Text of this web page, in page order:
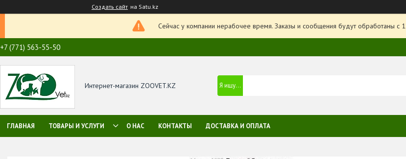
Создать сайт на Satu.kz
Сейчас у компании нерабочее время. Заказы и сообщения будут обработаны с
+7 (771) 563-55-50
Интернет-магазин ZOOVET.KZ
ГЛАВНАЯ ТОВАРЫ И УСЛУГИ О НАС КОНТАКТЫ ДОСТАВКА И ОПЛАТА